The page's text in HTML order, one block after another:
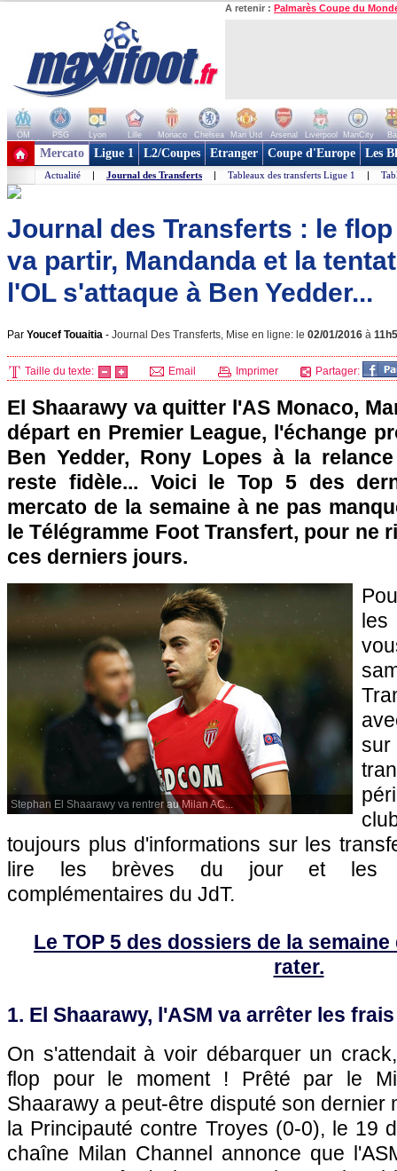
A retenir : Palmarès Coupe du
OM PSG Lyon Lille Monaco Chelsea Man Utd Arsenal Liverpool ManCity
+ de clubs
Mercato Ligue 1 L2/Coupes Etranger Coupe d'Europe Les
Actualité | Journal des Transferts | Tableaux des transferts Ligue 1 |
Journal des Transferts : le
va partir, Mandanda et la
l'OL s'attaque à Ben Yedder...
Par Youcef Touaitia - Journal Des Transferts, Mise en ligne: le 02/01/2016 à
Taille du texte: Email Imprimer Partager:
El Shaarawy va quitter l'AS Monaco,
départ en Premier League, l'échange
Ben Yedder, Rony Lopes à la
reste fidèle... Voici le Top 5 des
mercato de la semaine à ne pas
le Télégramme Foot Transfert, pour ne
ces derniers jours.
Stephan El Shaarawy va rentrer au Milan AC...
les
toujours plus d'informations sur les
lire les brèves du jour et les
complémentaires du JdT.
Le TOP 5 des dossiers de la
rater.
1. El Shaarawy, l'ASM va arrêter les frais
On s'attendait à voir débarquer un
flop pour le moment ! Prêté par le
Shaarawy a peut-être disputé son dernier
la Principauté contre Troyes (0-0), le 19
chaîne Milan Channel annonce que